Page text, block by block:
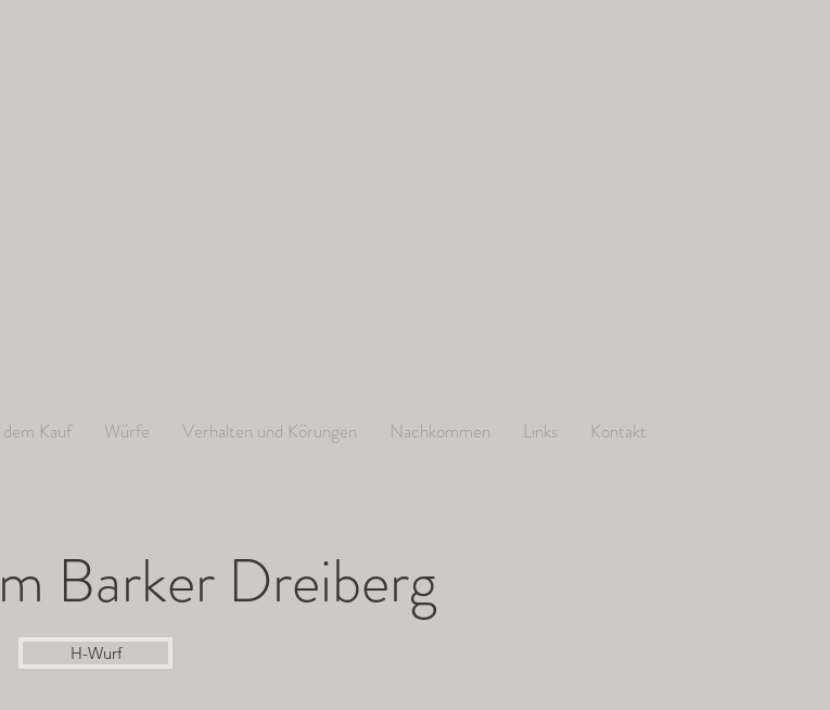
Kauf Würfe Verhalten und Körungen Nachkommen Links Kontakt
Barker Dreiberg
H-Wurf